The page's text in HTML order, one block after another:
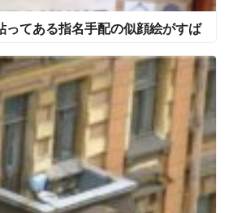
ってある指名手配の似顔絵がすば